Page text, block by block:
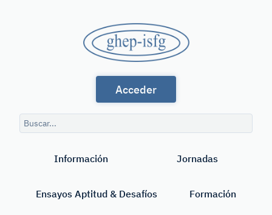
GHEP
-
ISFG
Habla
Española
Acceder
Consulta
de
Información Jornadas
Ensayos Aptitud & Desafíos Formación